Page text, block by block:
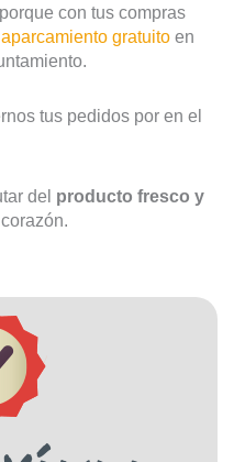
con tus compras
gratuito en
tus pedidos por en el
del producto fresco y